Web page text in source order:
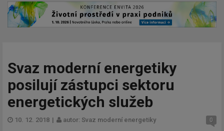
Svaz moderní energetiky
posilují zástupci sektoru
energetických služeb
10. 12. 2018 | autor: Svaz moderní energetiky 0